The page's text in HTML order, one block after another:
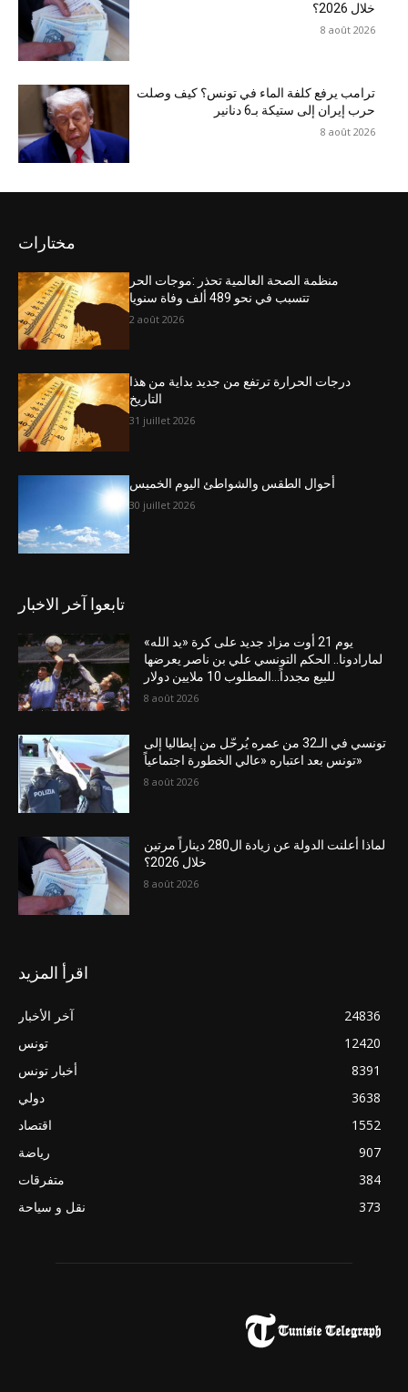
خلال 2026؟
8 août 2026
ترامب يرفع كلفة الماء في تونس؟ كيف وصلت
حرب إيران إلى ستيكة بـ6 دنانير
8 août 2026
مختارات
منظمة الصحة العالمية تحذر :موجات الحر
تتسبب في نحو 489 ألف وفاة سنويا
2 août 2026
درجات الحرارة ترتفع من جديد بداية من هذا
التاريخ
31 juillet 2026
أحوال الطقس والشواطئ اليوم الخميس
30 juillet 2026
تابعوا آخر الاخبار
يوم 21 أوت مزاد جديد على كرة «يد الله»
لمارادونا.. الحكم التونسي علي بن ناصر يعرضها
للبيع مجدداً…المطلوب 10 ملايين دولار
8 août 2026
تونسي في الـ32 من عمره يُرحّل من إيطاليا إلى
تونس بعد اعتباره «عالي الخطورة اجتماعياً»
8 août 2026
لماذا أعلنت الدولة عن زيادة ال280 ديناراً مرتين
خلال 2026؟
8 août 2026
اقرأ المزيد
آخر الأخبار
24836
تونس
12420
أخبار تونس
8391
دولي
3638
اقتصاد
1552
رياضة
907
متفرقات
384
نقل و سياحة
373